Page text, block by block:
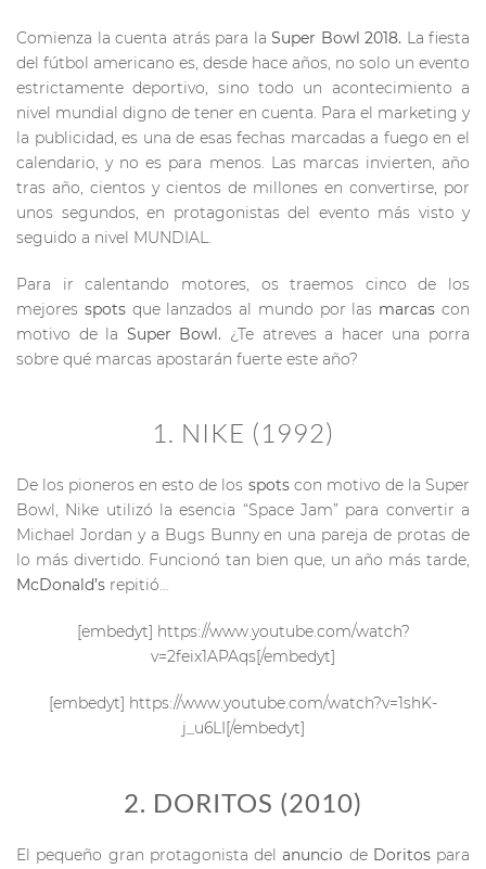
Comienza la cuenta atrás para la Super Bowl 2018. La fiesta
del fútbol americano es, desde hace años, no solo un evento
estrictamente deportivo, sino todo un acontecimiento a
nivel mundial digno de tener en cuenta. Para el marketing y
la publicidad, es una de esas fechas marcadas a fuego en el
calendario, y no es para menos. Las marcas invierten, año
tras año, cientos y cientos de millones en convertirse, por
unos segundos, en protagonistas del evento más visto y
seguido a nivel MUNDIAL.
Para ir calentando motores, os traemos cinco de los
mejores spotsque lanzados al mundo por las marcas con
motivo de la Super Bowl. ¿Te atreves a hacer una porra
sobre qué marcas apostarán fuerte este año?
1. NIKE (1992)
De los pioneros en esto de los spots con motivo de la Super
Bowl, Nike utilizó la esencia “Space Jam” para convertir a
Michael Jordan y a Bugs Bunny en una pareja de protas de
lo más divertido. Funcionó tan bien que, un año más tarde,
McDonald’s repitió…
[embedyt] https://www.youtube.com/watch?
v=2feix1APAqs[/embedyt]
[embedyt] https://www.youtube.com/watch?v=1shK-
j_u6LI[/embedyt]
2. DORITOS (2010)
El pequeño gran protagonista delanuncio de Doritos para